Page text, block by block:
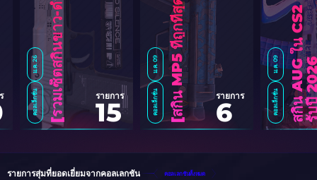
ม.ค. 09
คอลเล็กชั่น
ม.ค. 09
คอลเล็กชั่น
ส
กิ
น
M
P
5
ที่
ถู
ก
ที่
สุ
ด
ใ
น
C
S
2
[
2
0
2
รายการ
6
ม.ค. 26
คอลเล็กชั่น
ร
ว
ม
เ
ซ็
ต
ส
กิ
น
ข
า
ว
-
ดำ
สุ
ด
เ
ท่
ใ
น
C
S
2
[
2
0
2
รายการ
15
รายการสุ่มที่ยอดเยี่ยมจากคอลเลกชัน คอลเลกชันทั้งหมด